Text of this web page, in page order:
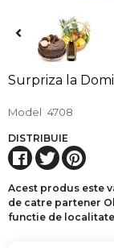
Surpriza la
Model 4708
DISTRIBUIE
Acest produs este
de catre partener
functie de